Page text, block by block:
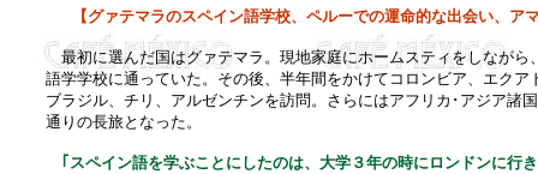
【グァテマラのスペイン語学校、ペルーでの運命的な出会い、ア
最初に選んだ国はグァテマラ。現地家庭にホームスティをしながら
語学学校に通っていた。その後、半年間をかけてコロンビア、エクア
ブラジル、チリ、アルゼンチンを訪問。さらにはアフリカ･アジア諸
通りの長旅となった。
｢スペイン語を学ぶことにしたのは、大学３年の時にロンドンに行